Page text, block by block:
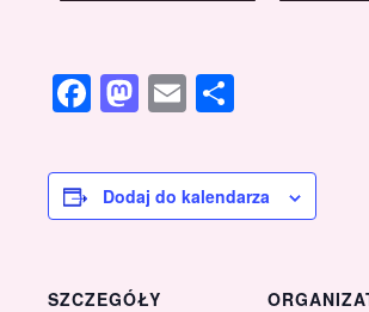
Facebook
Mastodon
Email
Dodaj do kalendarza
SZCZEGÓŁY